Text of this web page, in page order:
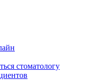
стоматологу